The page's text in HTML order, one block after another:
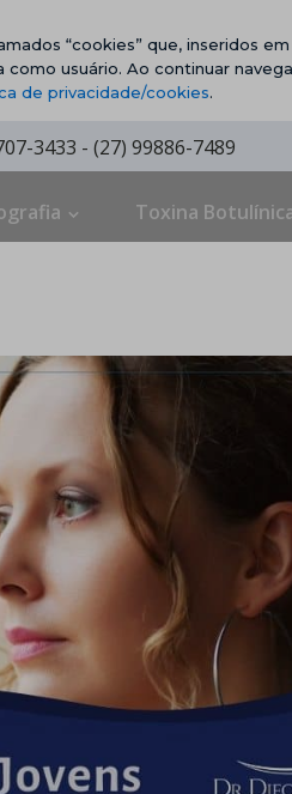
“cookies” que, inseridos
usuário. Ao continuar
de privacidade/cookies.
3433 - (27) 99886-7489
Toxina